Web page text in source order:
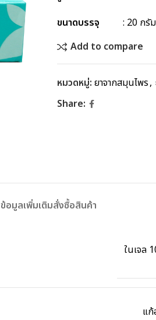
ขนาดบรรจุ : 20 กรั
Add to compare
หมวดหมู่: ยาจากสมุนไพร,
Share:
ข้อมูลเพิ่มเติมสั่งซื้อสินค้า
ในเจล
แก้